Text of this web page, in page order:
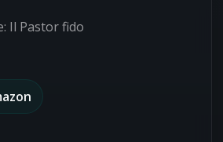
Il Pastor fido